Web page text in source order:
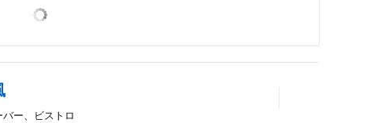
ー、ビストロ